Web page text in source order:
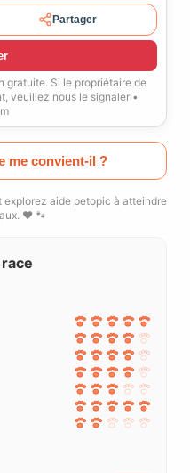
Partager
gratuite. Si le propriétaire de
veuillez nous le signaler •
me convient-il ?
aide petopic à atteindre
❤️ 🐾